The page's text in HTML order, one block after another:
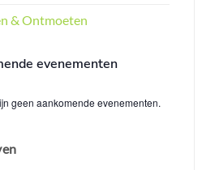
& Ontmoeten
evenementen
geen aankomende evenementen.